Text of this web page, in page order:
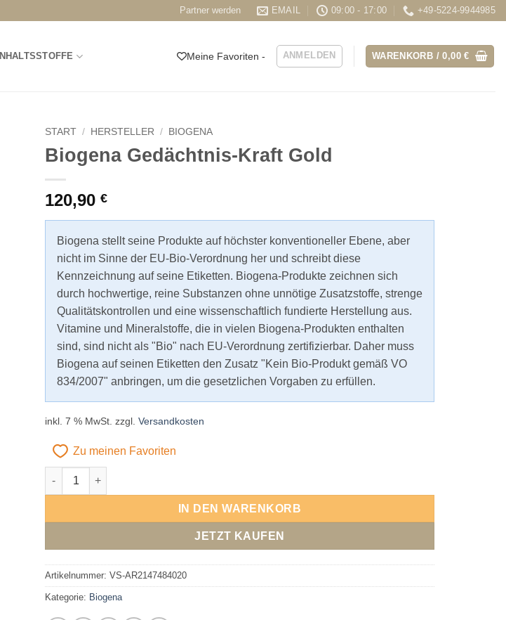
Partner werden EMAIL 09:00 - 17:00 +49-5224-9944985
INHALTSSTOFFE Meine Favoriten - ANMELDEN WARENKORB /0,00€
START / HERSTELLER / BIOGENA
Biogena Gedächtnis-Kraft Gold
120,90 €
Biogena stellt seine Produkte auf höchster konventioneller Ebene, aber
nicht im Sinne der EU-Bio-Verordnung her und schreibt diese
Kennzeichnung auf seine Etiketten. Biogena-Produkte zeichnen sich
durch hochwertige, reine Substanzen ohne unnötige Zusatzstoffe, strenge
Qualitätskontrollen und eine wissenschaftlich fundierte Herstellung aus.
Vitamine und Mineralstoffe, die in vielen Biogena-Produkten enthalten
sind, sind nicht als "Bio" nach EU-Verordnung zertifizierbar. Daher muss
Biogena auf seinen Etiketten den Zusatz "Kein Bio-Produkt gemäß VO
834/2007" anbringen, um die gesetzlichen Vorgaben zu erfüllen.
inkl. 7 % MwSt. zzgl. Versandkosten
Zu meinen Favoriten
Biogena Gedächtnis-Kraft Gold Menge
IN DEN WARENKORB
JETZT KAUFEN
Alternative:
Artikelnummer: VS-AR2147484020
Kategorie: Biogena